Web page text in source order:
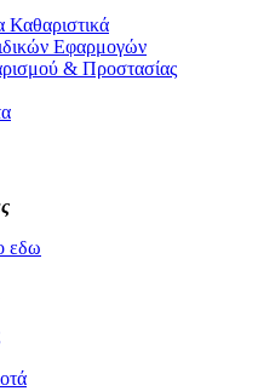
Καθαριστικά
Εφαρμογών
& Προστασίας
εδω